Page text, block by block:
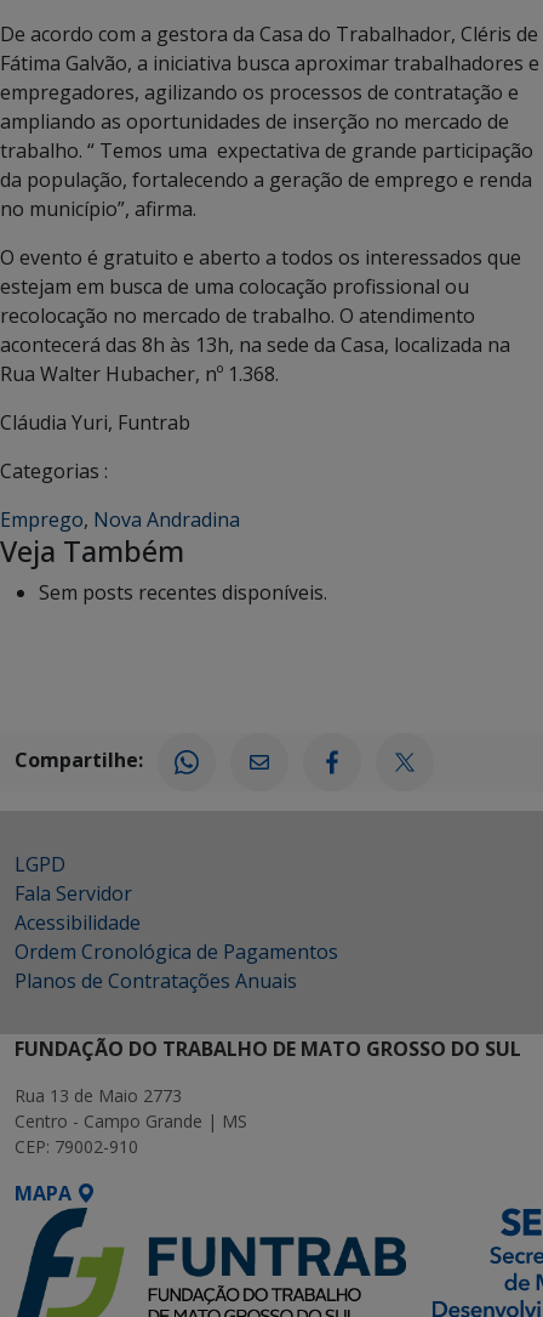
De acordo com a gestora da Casa do Trabalhador, Cléris de
Fátima Galvão, a iniciativa busca aproximar trabalhadores e
empregadores, agilizando os processos de contratação e
ampliando as oportunidades de inserção no mercado de
trabalho. “ Temos uma expectativa de grande participação
da população, fortalecendo a geração de emprego e renda
no município”, afirma.
O evento é gratuito e aberto a todos os interessados que
estejam em busca de uma colocação profissional ou
recolocação no mercado de trabalho. O atendimento
acontecerá das 8h às 13h, na sede da Casa, localizada na
Rua Walter Hubacher, nº 1.368.
Cláudia Yuri, Funtrab
Categorias :
Emprego, Nova Andradina
Veja Também
Sem posts recentes disponíveis.
Compartilhe:
LGPD
Fala Servidor
Acessibilidade
Ordem Cronológica de Pagamentos
Planos de Contratações Anuais
FUNDAÇÃO DO TRABALHO DE MATO GROSSO DO SUL
Rua 13 de Maio 2773
Centro - Campo Grande | MS
CEP: 79002-910
MAPA